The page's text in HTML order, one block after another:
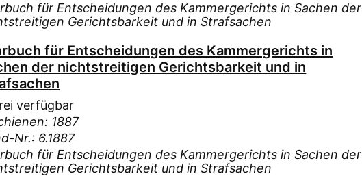
für Entscheidungen des Kammergerichts in Sachen der
Gerichtsbarkeit und in Strafsachen
für Entscheidungen des Kammergerichts in
der nichtstreitigen Gerichtsbarkeit und in
verfügbar
1887
Nr.: 6.1887
für Entscheidungen des Kammergerichts in Sachen der
Gerichtsbarkeit und in Strafsachen